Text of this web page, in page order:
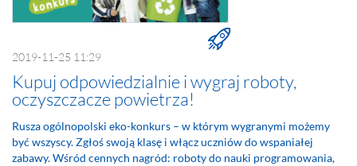
2019-11-25 11:29
Kupuj odpowiedzialnie i wygraj roboty,
oczyszczacze powietrza!
Rusza ogólnopolski eko-konkurs – w którym wygranymi możemy
być wszyscy. Zgłoś swoją klasę i włącz uczniów do wspaniałej
zabawy. Wśród cennych nagród: roboty do nauki programowania,